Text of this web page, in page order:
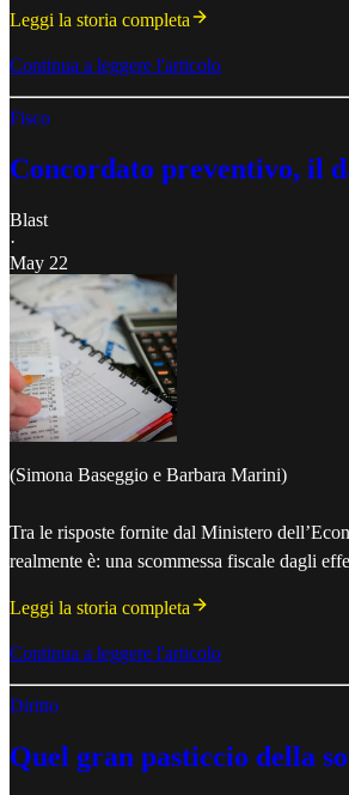
Leggi la storia completa
Continua a leggere l'articolo
Fisco
Concordato preventivo, il
Blast
·
May 22
(Simona Baseggio e Barbara Marini)
Tra le risposte fornite dal Ministero
realmente è: una scommessa fiscale dagli
Leggi la storia completa
Continua a leggere l'articolo
Diritto
Quel gran pasticcio della